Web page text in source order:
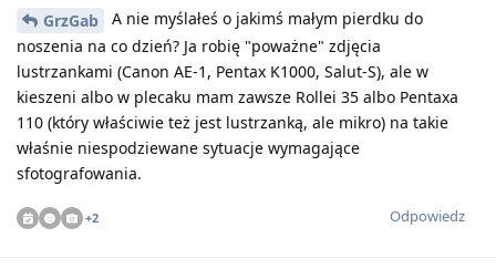
GrzGab
A nie myślałeś o jakimś małym pierdku do
noszenia na co dzień? Ja robię "poważne" zdjęcia
lustrzankami (Canon AE-1, Pentax K1000, Salut-S), ale w
kieszeni albo w plecaku mam zawsze Rollei 35 albo Pentaxa
110 (który właściwie też jest lustrzanką, ale mikro) na takie
właśnie niespodziewane sytuacje wymagające
sfotografowania.
Odpowiedz
+2